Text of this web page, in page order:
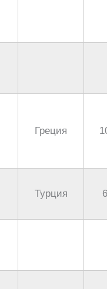
Греция
Турция